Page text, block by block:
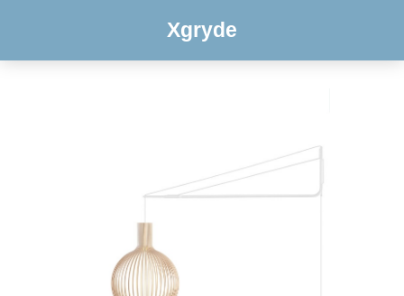
Xgryde